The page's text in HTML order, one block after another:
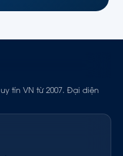
uy tín VN từ 2007. Đại diện